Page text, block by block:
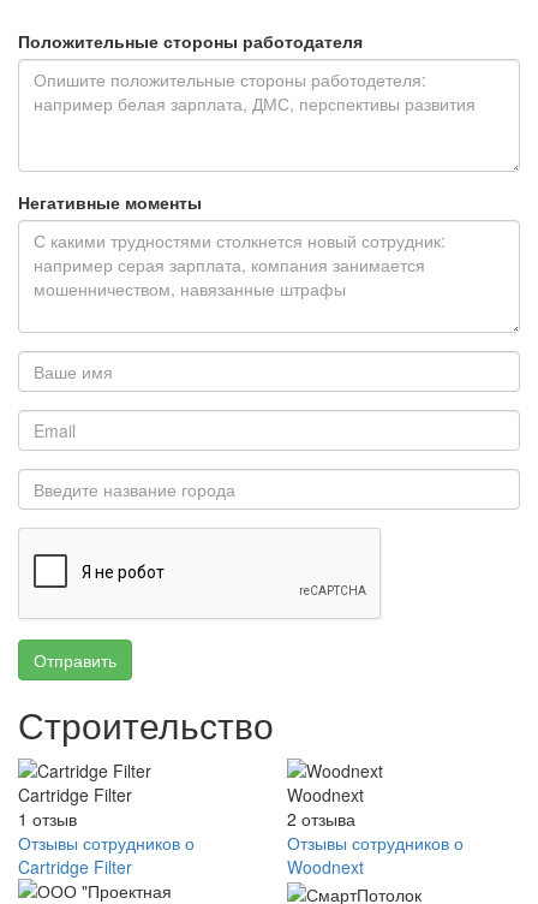
Положительные стороны работодателя
Негативные моменты
Отправить
Строительство
Cartridge Filter
1 отзыв
Отзывы сотрудников о
Cartridge Filter
Woodnext
2 отзыва
Отзывы сотрудников о
Woodnext